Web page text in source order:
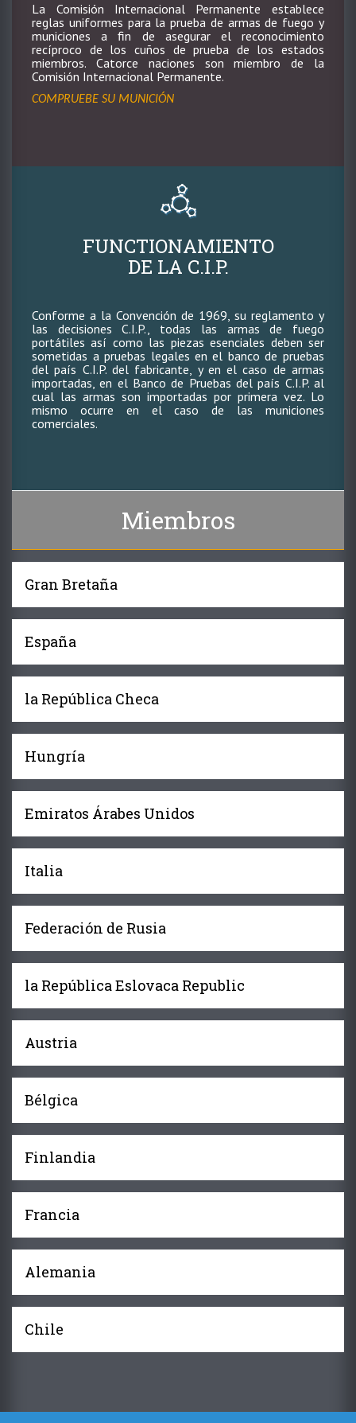
La Comisión Internacional Permanente establece
reglas uniformes para la prueba de armas de fuego y
municiones a fin de asegurar el reconocimiento
recíproco de los cuños de prueba de los estados
miembros. Catorce naciones son miembro de la
Comisión Internacional Permanente.
COMPRUEBE SU MUNICIÓN
FUNCTIONAMIENTO
DE LA C.I.P.
Conforme a la Convención de 1969, su reglamento y
las decisiones C.I.P., todas las armas de fuego
portátiles así como las piezas esenciales deben ser
sometidas a pruebas legales en el banco de pruebas
del país C.I.P. del fabricante, y en el caso de armas
importadas, en el Banco de Pruebas del país C.I.P. al
cual las armas son importadas por primera vez. Lo
mismo ocurre en el caso de las municiones
comerciales.
Miembros
Gran Bretaña
España
la República Checa
Hungría
Emiratos Árabes Unidos
Italia
Federación de Rusia
la República Eslovaca Republic
Austria
Bélgica
Finlandia
Francia
Alemania
Chile